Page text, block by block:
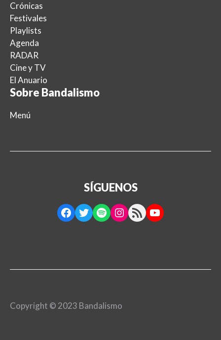
Crónicas
Festivales
Playlists
Agenda
RADAR
Cine y TV
El Anuario
Sobre Bandalismo
Menú
SÍGUENOS
Facebook
Twitter
Spotify
Instagram
RSS FeedYouTube
Copyright © 2023 Bandalismo